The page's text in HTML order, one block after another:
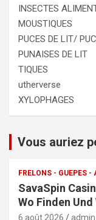
INSECTES
MOUSTIQUES
PUCES DE LIT/
PUNAISES DE LIT
TIQUES
utherverse
XYLOPHAGES
Vous auriez
FRELONS - GUEPES -
SavaSpin
Wo Finden
6 août 2026 admin